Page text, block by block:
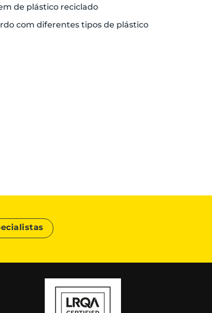
de plástico reciclado
com diferentes tipos de plástico